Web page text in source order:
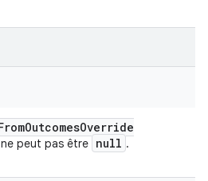
OutcomesOverride
peut pas être null .